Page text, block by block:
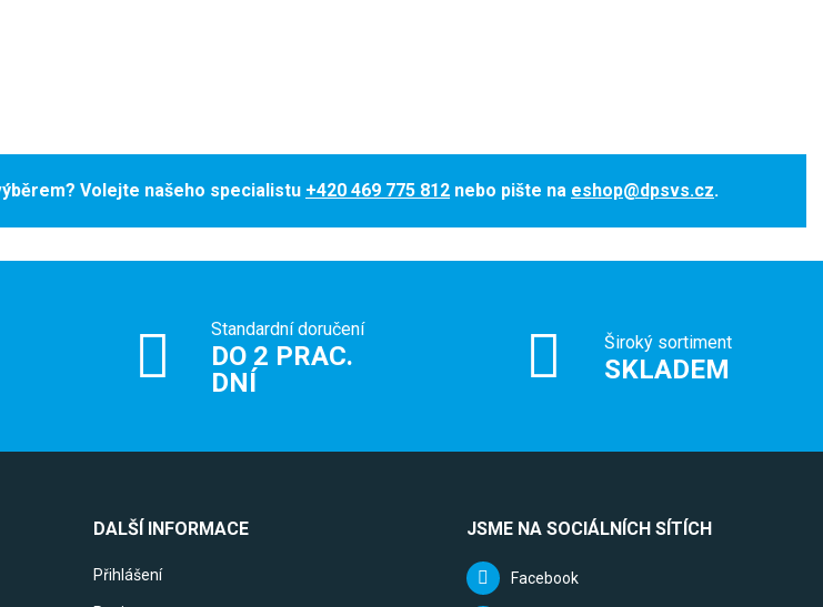
Volejte našeho specialistu +420 469 775 812 nebo pište na eshop@dpsvs.cz.
Standardní doručení
DO 2 PRAC.
DNÍ
Široký sortiment
SKLADEM
DALŠÍ INFORMACE
Přihlášení
JSME NA SOCIÁLNÍCH SÍTÍCH
Facebook